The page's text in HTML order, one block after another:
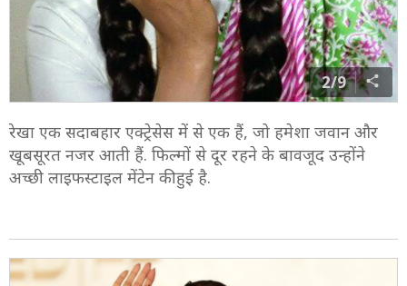
2/9
रेखा एक सदाबहार एक्ट्रेसेस में से एक हैं, जो हमेशा जवान और
खूबसूरत नजर आती हैं. फिल्मों से दूर रहने के बावजूद उन्होंने
अच्छी लाइफस्टाइल मेंटेन की हुई है.